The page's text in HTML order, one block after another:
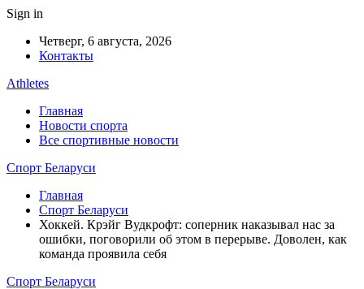
Sign in
Четверг, 6 августа, 2026
Контакты
Athletes
Главная
Новости спорта
Все спортивные новости
Спорт Беларуси
Главная
Спорт Беларуси
Хоккей. Крэйг Вудкрофт: соперник наказывал нас за
ошибки, поговорили об этом в перерыве. Доволен, как
команда проявила себя
Спорт Беларуси